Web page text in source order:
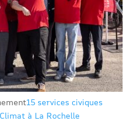
15 services civiques
à La Rochelle